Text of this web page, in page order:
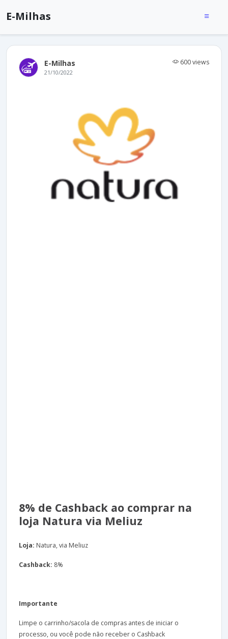
E-Milhas
E-Milhas 600 views
21/10/2022
8% de Cashback ao comprar na
loja Natura via Meliuz
Loja: Natura, via Meliuz
Cashback: 8%
Importante
Limpe o carrinho/sacola de compras antes de iniciar o
processo, ou você pode não receber o Cashback